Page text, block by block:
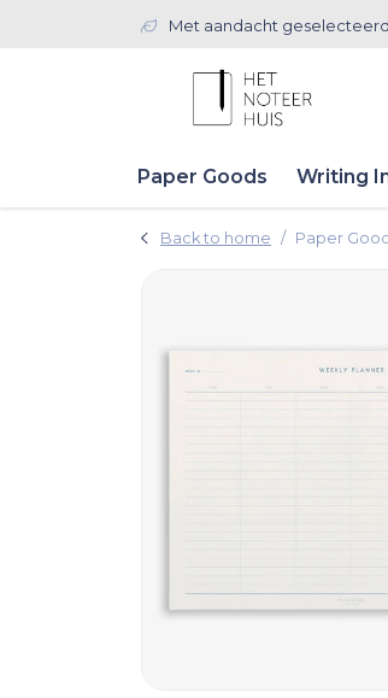
Met aandacht geselecteerd
Paper Goods Writing
Back to home Paper